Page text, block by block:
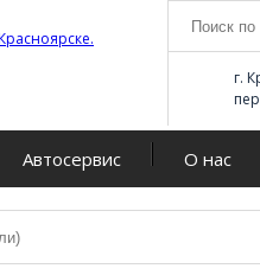
г.
Автосервис О нас